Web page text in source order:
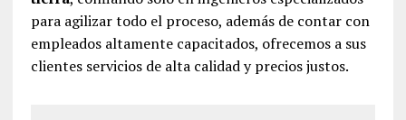
para agilizar todo el proceso, además de contar con
empleados altamente capacitados, ofrecemos a sus
clientes servicios de alta calidad y precios justos.